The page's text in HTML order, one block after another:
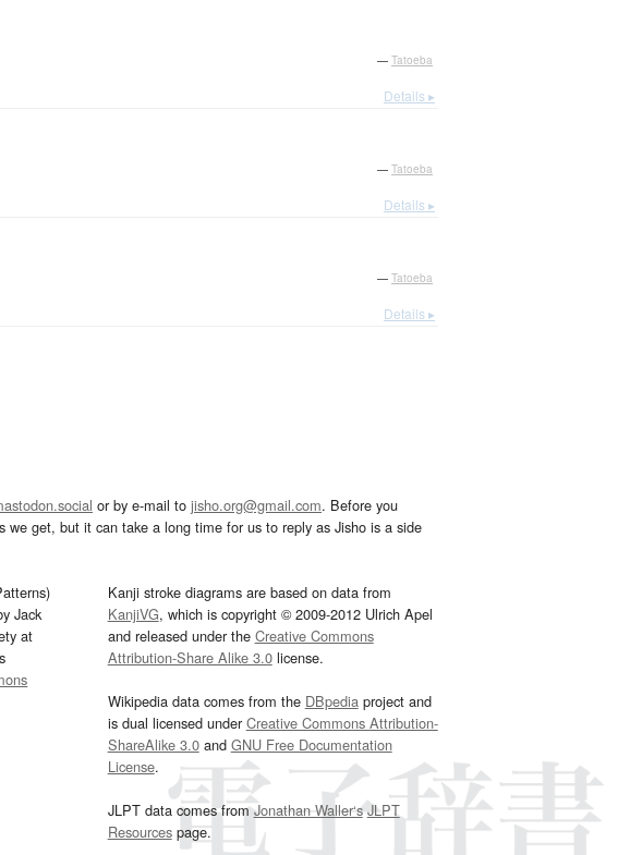
— Tatoeba
Details ▸
— Tatoeba
Details ▸
— Tatoeba
Details ▸
or by e-mail to jisho.org@gmail.com. Before you
we get, but it can take a long time for us to reply as Jisho is a side
Jack
at
Kanji stroke diagrams are based on data from
KanjiVG, which is copyright © 2009-2012 Ulrich Apel
and released under the Creative Commons
Attribution-Share Alike 3.0license.
Wikipedia data comes from the DBpediaproject and
is dual licensed underCreative Commons Attribution-
ShareAlike 3.0and GNU Free Documentation
License.
JLPT data comes fromJonathan Waller‘s JLPT
Resourcespage.